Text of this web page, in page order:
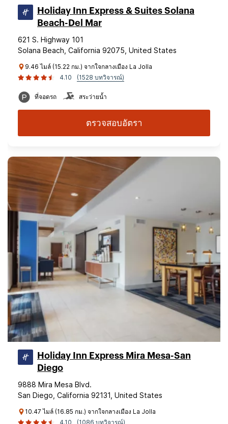
Holiday Inn Express & Suites Solana
Beach-Del Mar
621 S. Highway 101
Solana Beach, California 92075, United States
9.46 ไมล์ (15.22 กม.) จากใจกลางเมือง La Jolla
4.10
(1528 บทวิจารณ์)
ที่จอดรถ สระว่ายน้ำ
ตรวจสอบอัตรา
Holiday Inn Express Mira Mesa-San
Diego
9888 Mira Mesa Blvd.
San Diego, California 92131, United States
10.47 ไมล์ (16.85 กม.) จากใจกลางเมือง La Jolla
4.10
(1086 บทวิจารณ์)